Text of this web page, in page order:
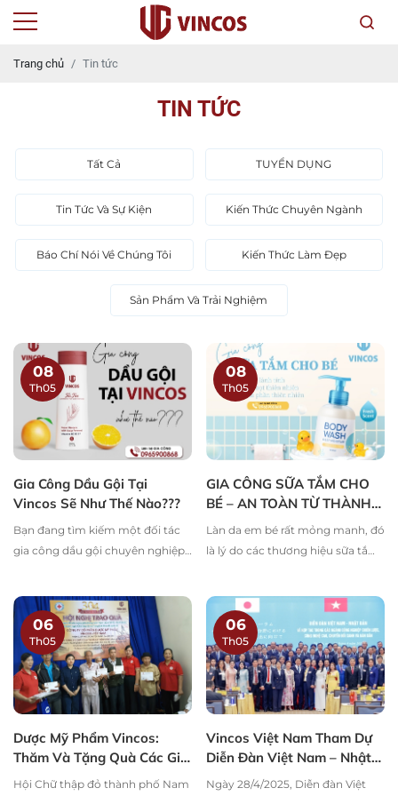
Trang chủ Tin tức
TIN TỨC
Tất Cả TUYỂN DỤNG
Tin Tức Và Sự Kiện Kiến Thức Chuyên Ngành
Báo Chí Nói Về Chúng Tôi Kiến Thức Làm Đẹp
Sản Phẩm Và Trải Nghiệm
08
Th05
Gia Công Dầu Gội Tại
Vincos Sẽ Như Thế Nào???
Bạn đang tìm kiếm một đối tác
gia công dầu gội chuyên nghiệp,
chính là lựa chọn hàng đầu dành
cho bạn!
08
Th05
GIA CÔNG SỮA TẮM CHO
BÉ – AN TOÀN TỪ THÀNH
PHẦN, CHỈNH CHU TỪ CÁI
TÂM
Làn da em bé rất mỏng manh, đó
là lý do các thương hiệu sữa tắm
xuất.
06
Th05
Dược Mỹ Phẩm Vincos:
Thăm Và Tặng Quà Các Gia
Đình Chính Sách Nhân Dịp
Hội Chữ thập đỏ thành phố Nam
06
Th05
Vincos Việt Nam Tham Dự
Diễn Đàn Việt Nam – Nhật
Bản: Thúc Đẩy Hợp Tác
Ngày 28/4/2025, Diễn đàn Việt